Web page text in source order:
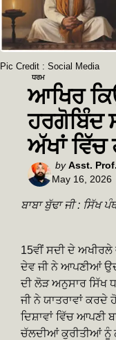
Pic Credit : Social Media
ਧਰਮ
ਆਖਿਰ
ਹਰਗੋਬਿੰਦ
ਅੱਖਾਂ ਵਿੱਚ
Posted
by
by Asst.
May 16, 2026
ਬਾਬਾ ਬੁੱਢਾ ਜੀ : ਸਿੱਖ
15ਵੀਂ ਸਦੀ ਦੇ
ਦੇਵ ਜੀ ਨੇ ਆਪਣੀਆਂ
ਦੀ ਲੋੜ ਅਨੁਸਾਰ ਸਿੱਖ
ਜੀ ਨੇ ਯਾਤਰਾਵਾਂ
ਦਿਸ਼ਾਵਾਂ ਵਿੱਚ ਆਪਣੀ
ਚੱਲਦੀਆਂ ਕੁਰੀਤੀਆਂ ਨੂੰ